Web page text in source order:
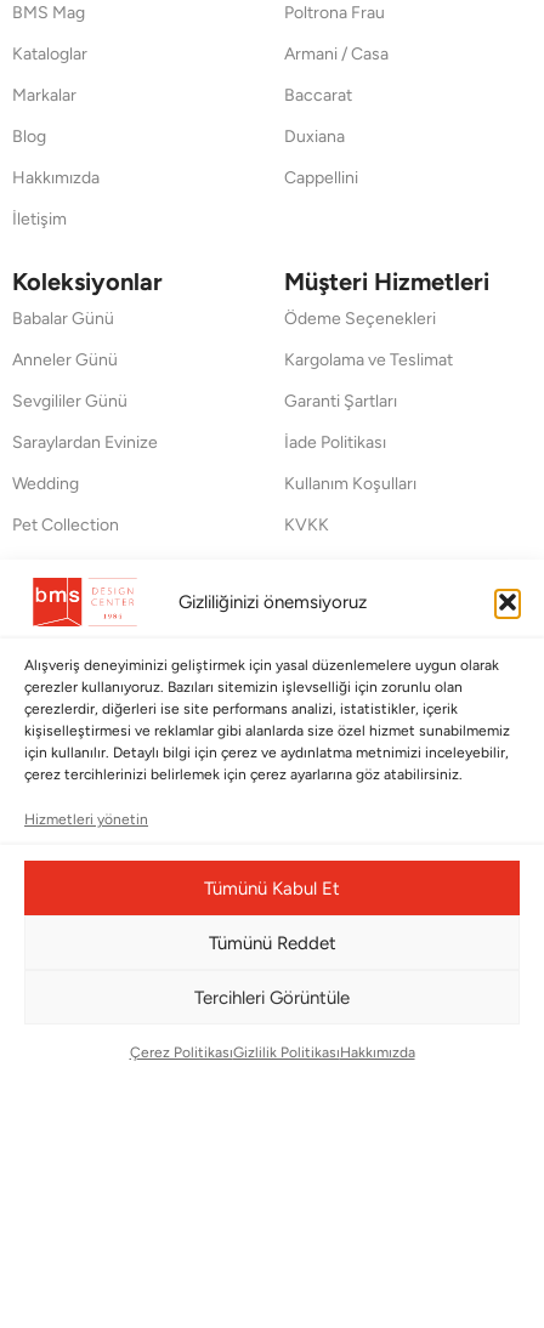
Gizliliğinizi önemsiyoruz
Alışveriş deneyiminizi geliştirmek için yasal düzenlemelere uygun olarak
çerezler kullanıyoruz. Bazıları sitemizin işlevselliği için zorunlu olan
çerezlerdir, diğerleri ise site performans analizi, istatistikler, içerik
kişiselleştirmesi ve reklamlar gibi alanlarda size özel hizmet sunabilmemiz
için kullanılır. Detaylı bilgi için çerez ve aydınlatma metnimizi inceleyebilir,
çerez tercihlerinizi belirlemek için çerez ayarlarına göz atabilirsiniz.
Hizmetleri yönetin
Tümünü Kabul Et
Tümünü Reddet
Tercihleri Görüntüle
Çerez PolitikasıGizlilik PolitikasıHakkımızda
BMS Mag
Kataloglar
Markalar
Blog
Hakkımızda
İletişim
Poltrona Frau
Armani / Casa
Baccarat
Duxiana
Cappellini
Koleksiyonlar
Babalar Günü
Anneler Günü
Sevgililer Günü
Saraylardan Evinize
Wedding
Pet Collection
Müşteri Hizmetleri
Ödeme Seçenekleri
Kargolama ve Teslimat
Garanti Şartları
İade Politikası
Kullanım Koşulları
KVKK
Ödeme Bildirimi
BÜLTENİMİZE ABONE OLUN
Kayıt olun ve fırsatlardan ilk siz yararlanın!
Bültenimize Abone Olun
Bizi Takip Edin